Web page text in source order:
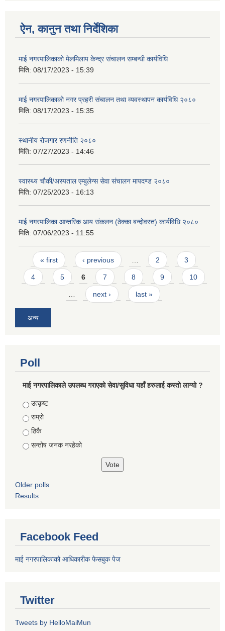
ऐन, कानुन तथा निर्देशिका
माई नगरपालिकाको मेलमिलाप केन्द्र संचालन सम्बन्धी कार्यविधि
मिति: 08/17/2023 - 15:39
माई नगरपालिकाको नगर प्रहरी संचालन तथा व्यवस्थापन कार्यविधि २०८०
मिति: 08/17/2023 - 15:35
स्थानीय रोजगार रणनीति २०८०
मिति: 07/27/2023 - 14:46
स्वास्थ्य चौकी/अस्पताल एम्बुलेन्स सेवा संचालन मापदण्ड २०८०
मिति: 07/25/2023 - 16:13
माई नगरपालिका आन्तरिक आय संकलन (ठेक्का बन्दोवस्त) कार्यविधि २०८०
मिति: 07/06/2023 - 11:55
Pages
« first ‹ previous … 2 3
4 5 6 7 8 9 10
… next › last »
अन्य
Poll
माई नगरपालिकाले उपलब्ध गराएको सेवा/सुविधा यहाँ हरुलाई कस्तो लाग्यो ?
Choices
उत्कृष्ट
राम्रो
ठिकै
सन्तोष जनक नरहेको
Older polls
Results
Facebook Feed
माई नगरपालिकाको आधिकारीक फेसबुक पेज
Twitter
Tweets by HelloMaiMun